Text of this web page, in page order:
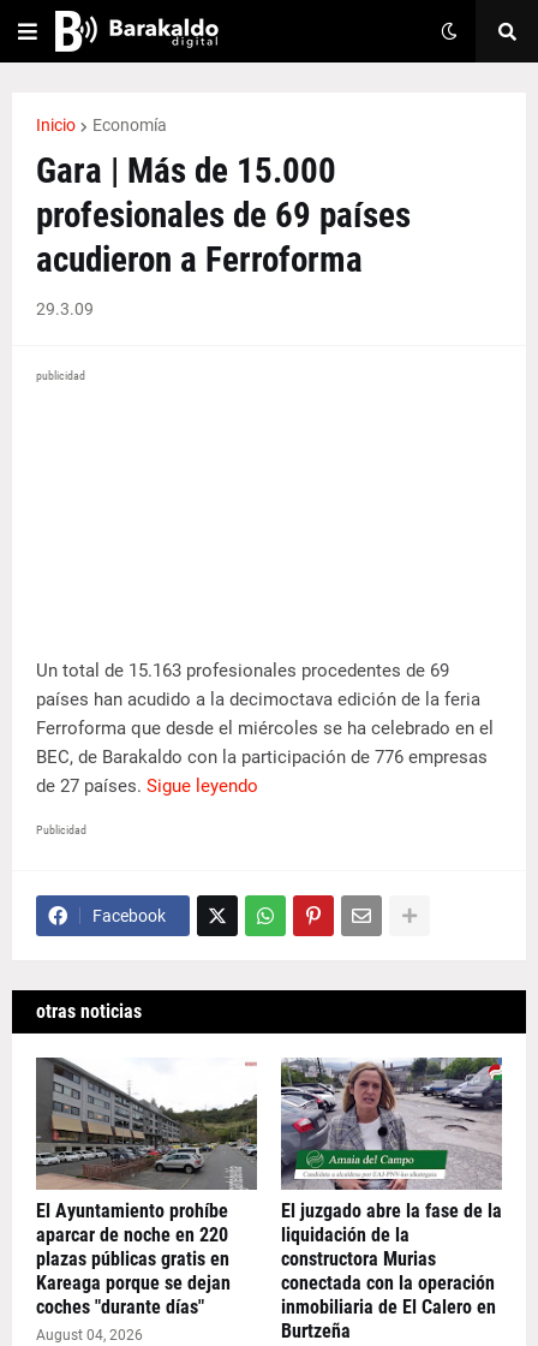
Inicio Economía
Gara | Más de 15.000
profesionales de 69 países
acudieron a Ferroforma
29.3.09
publicidad
Un total de 15.163 profesionales procedentes de 69
países han acudido a la decimoctava edición de la feria
Ferroforma que desde el miércoles se ha celebrado en el
BEC, de Barakaldo con la participación de 776 empresas
de 27 países. Sigue leyendo
Publicidad
Facebook
otras noticias
El Ayuntamiento prohíbe
aparcar de noche en 220
plazas públicas gratis en
Kareaga porque se dejan
coches "durante días"
August 04, 2026
El juzgado abre la fase de la
liquidación de la
constructora Murias
conectada con la operación
inmobiliaria de El Calero en
Burtzeña